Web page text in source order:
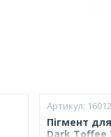
16012
Пігмент
Dark Toffee